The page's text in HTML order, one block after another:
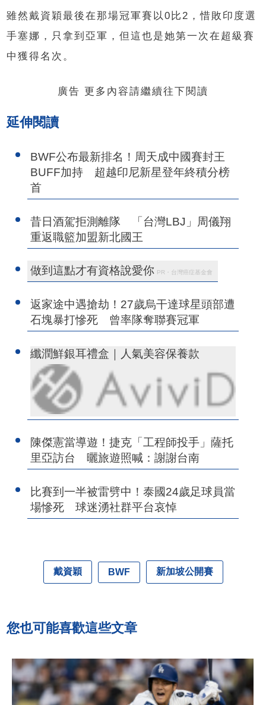
雖然戴資穎最後在那場冠軍賽以0比2，惜敗印度選
手塞娜，只拿到亞軍，但這也是她第一次在超級賽
中獲得名次。
廣告 更多內容請繼續往下閱讀
延伸閱讀
BWF公布最新排名！周天成中國賽封王
BUFF加持 超越印尼新星登年終積分榜
首
昔日酒駕拒測離隊 「台灣LBJ」周儀翔
重返職籃加盟新北國王
做到這點才有資格說愛你 PR・台灣癌症基金會
返家途中遇搶劫！27歲烏干達球星頭部遭
石塊暴打慘死 曾率隊奪聯賽冠軍
纖潤鮮銀耳禮盒｜人氣美容保養款
陳傑憲當導遊！捷克「工程師投手」薩托
里亞訪台 曬旅遊照喊：謝謝台南
比賽到一半被雷劈中！泰國24歲足球員當
場慘死 球迷湧社群平台哀悼
戴資穎 BWF 新加坡公開賽
您也可能喜歡這些文章